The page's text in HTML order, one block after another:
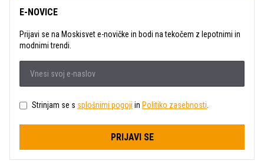
E-NOVICE
Prijavi se na Moskisvet e-novičke in bodi na tekočem z lepotnimi in
modnimi trendi.
Strinjam se s splošnimi pogoji in Politiko zasebnosti.
PRIJAVI SE